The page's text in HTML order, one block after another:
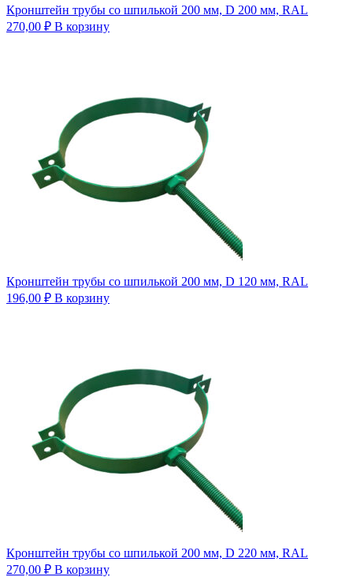
Кронштейн трубы со шпилькой 200 мм, D 200 мм, RAL
270,00 ₽ В корзину
Кронштейн трубы со шпилькой 200 мм, D 120 мм, RAL
196,00 ₽ В корзину
Кронштейн трубы со шпилькой 200 мм, D 220 мм, RAL
270,00 ₽ В корзину